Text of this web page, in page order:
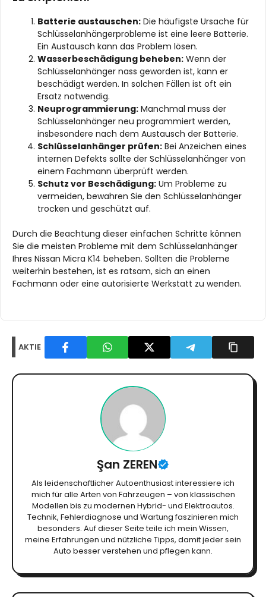
Batterie austauschen: Die häufigste Ursache für
Schlüsselanhängerprobleme ist eine leere Batterie.
Ein Austausch kann das Problem lösen.
Wasserbeschädigung beheben: Wenn der
Schlüsselanhänger nass geworden ist, kann er
beschädigt werden. In solchen Fällen ist oft ein
Ersatz notwendig.
Neuprogrammierung: Manchmal muss der
Schlüsselanhänger neu programmiert werden,
insbesondere nach dem Austausch der Batterie.
Schlüsselanhänger prüfen: Bei Anzeichen eines
internen Defekts sollte der Schlüsselanhänger von
einem Fachmann überprüft werden.
Schutz vor Beschädigung: Um Probleme zu
vermeiden, bewahren Sie den Schlüsselanhänger
trocken und geschützt auf.
Durch die Beachtung dieser einfachen Schritte können
Sie die meisten Probleme mit dem Schlüsselanhänger
Ihres Nissan Micra K14 beheben. Sollten die Probleme
weiterhin bestehen, ist es ratsam, sich an einen
Fachmann oder eine autorisierte Werkstatt zu wenden.
AKTIE
Şan ZEREN
Als leidenschaftlicher Autoenthusiast interessiere ich
mich für alle Arten von Fahrzeugen – von klassischen
Modellen bis zu modernen Hybrid- und Elektroautos.
Technik, Fehlerdiagnose und Wartung faszinieren mich
besonders. Auf dieser Seite teile ich mein Wissen,
meine Erfahrungen und nützliche Tipps, damit jeder sein
Auto besser verstehen und pflegen kann.